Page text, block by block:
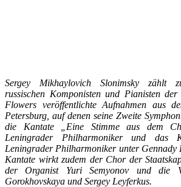
Sergey Mikhaylovich Slonimsky zählt
russischen Komponisten und Pianisten
Flowers veröffentlichte Aufnahmen aus
Petersburg, auf denen seine Zweite
die Kantate „Eine Stimme aus dem
Leningrader Philharmoniker und das
Leningrader Philharmoniker unter Gennady
Kantate wirkt zudem der Chor der
der Organist Yuri Semyonov und die
Gorokhovskaya und Sergey Leyferkus.